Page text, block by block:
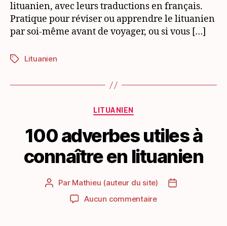
lituanien, avec leurs traductions en français.
Pratique pour réviser ou apprendre le lituanien
par soi-même avant de voyager, ou si vous […]
Étiquettes
Lituanien
Catégories
LITUANIEN
100 adverbes utiles à
connaître en lituanien
Auteur
l’article
Par Mathieu (auteur du site)
Date
Aucun commentairesur